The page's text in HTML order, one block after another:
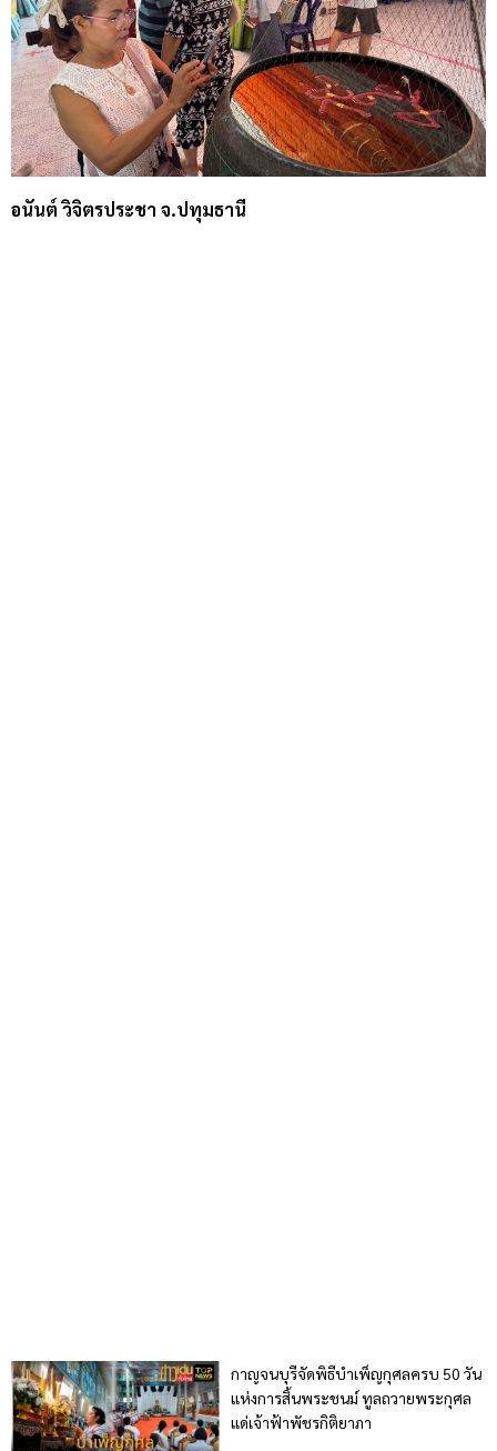
อนันต์ วิจิตรประชา จ.ปทุมธานี
กาญจนบุรีจัดพิธีบำเพ็ญกุศลครบ 50 วัน
แห่งการสิ้นพระชนม์ ทูลถวายพระกุศล
แด่เจ้าฟ้าพัชรกิติยาภา